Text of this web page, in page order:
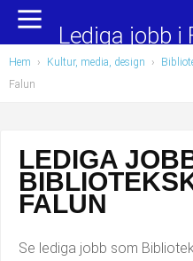
Administration,
Chefer och
Data/IT
Försäljning, inköp,
Undersköterska,
Barnskötare
Lärare i förskola/
Lagerarbetare
Lediga jobb i
Hem › Kultur, media, design ›
Falun
LEDIGA
FALUN
Se lediga jobb som